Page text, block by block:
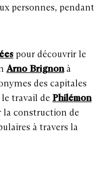
personnes, pendant
pour découvrir le
Arno Brignonà
des capitales
le travail de Philémon
la construction de
à travers la